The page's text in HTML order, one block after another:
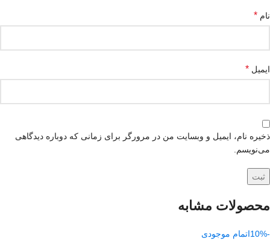
نام *
ایمیل *
ذخیره نام، ایمیل و وبسایت من در مرورگر برای زمانی که دوباره دیدگاهی
می‌نویسم.
محصولات مشابه
-10% اتمام موجودی